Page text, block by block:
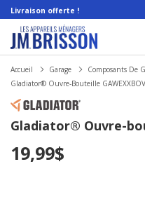
Livraison offerte !
Accueil Garage Composants De
Gladiator® Ouvre-Bouteille
Gladiator® Ouvre-
19,99$